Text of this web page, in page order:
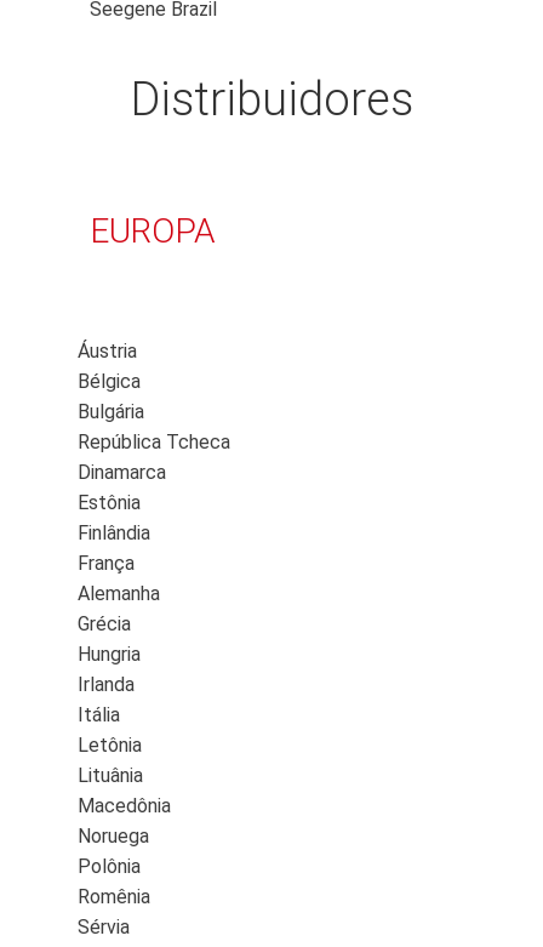
Seegene Brazil
Distribuidores
EUROPA
Áustria
Bélgica
Bulgária
República Tcheca
Dinamarca
Estônia
Finlândia
França
Alemanha
Grécia
Hungria
Irlanda
Itália
Letônia
Lituânia
Macedônia
Noruega
Polônia
Romênia
Sérvia